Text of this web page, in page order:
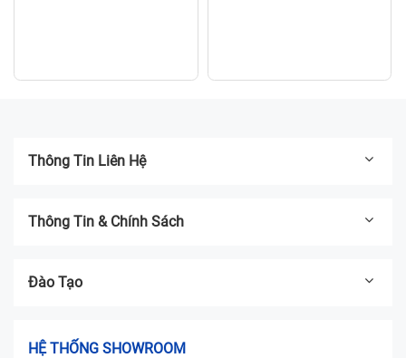
Thông Tin Liên Hệ
Thông Tin & Chính Sách
Đào Tạo
HỆ THỐNG SHOWROOM